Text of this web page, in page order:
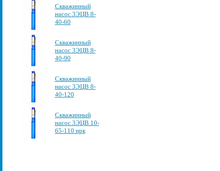
Скважинный
насос 3ЭЦВ 8-
40-60
Скважинный
насос 3ЭЦВ 8-
40-90
Скважинный
насос 3ЭЦВ 8-
40-120
Скважинный
насос 3ЭЦВ 10-
65-110 нрк